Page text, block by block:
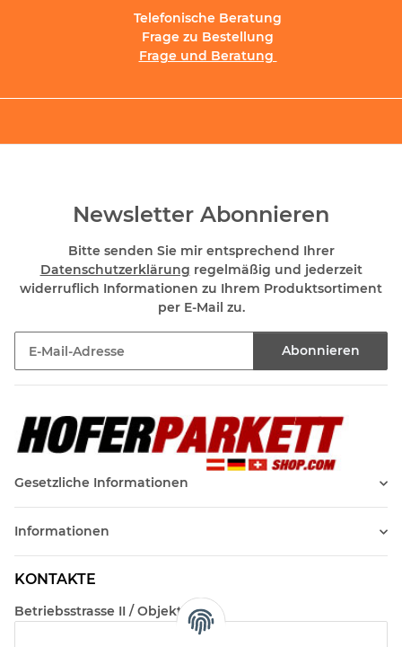
Telefonische Beratung
Frage zu Bestellung
Frage und Beratung
Newsletter Abonnieren
Bitte senden Sie mir entsprechend Ihrer
Datenschutzerklärung regelmäßig und jederzeit
widerruflich Informationen zu Ihrem Produktsortiment
per E-Mail zu.
Abonnieren
Gesetzliche Informationen
Informationen
KONTAKTE
Betriebsstrasse II / Objekt 17